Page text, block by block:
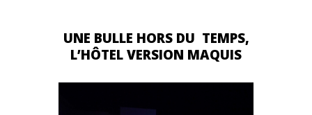
UNE BULLE HORS DU TEMPS,
L’HÔTEL VERSION MAQUIS